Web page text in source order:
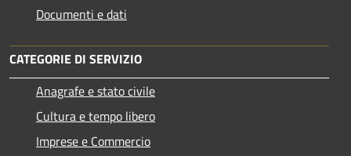
Documenti e dati
CATEGORIE DI SERVIZIO
Anagrafe e stato civile
Cultura e tempo libero
Imprese e Commercio